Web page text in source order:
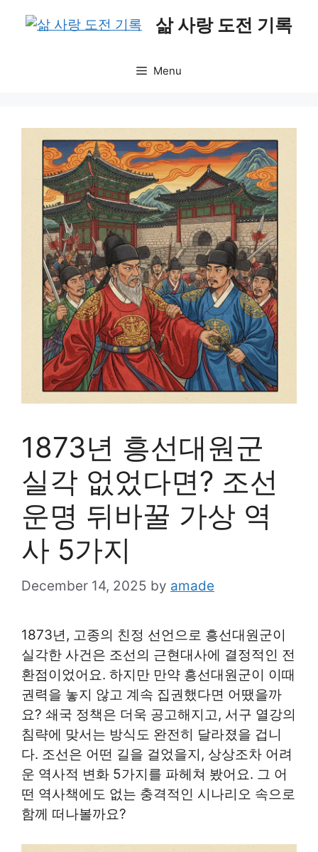
삶 사랑 도전 기록
Menu
1873년 흥선대원군
실각 없었다면? 조선
운명 뒤바꿀 가상 역
사 5가지
December 14, 2025 by amade
1873년, 고종의 친정 선언으로 흥선대원군이
실각한 사건은 조선의 근현대사에 결정적인 전
환점이었어요. 하지만 만약 흥선대원군이 이때
권력을 놓지 않고 계속 집권했다면 어땠을까
요? 쇄국 정책은 더욱 공고해지고, 서구 열강의
침략에 맞서는 방식도 완전히 달라졌을 겁니
다. 조선은 어떤 길을 걸었을지, 상상조차 어려
운 역사적 변화 5가지를 파헤쳐 봤어요. 그 어
떤 역사책에도 없는 충격적인 시나리오 속으로
함께 떠나볼까요?